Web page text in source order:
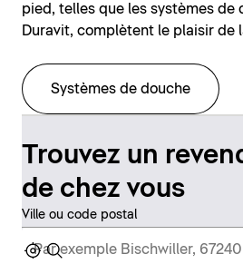
pied, telles que les systèmes de
Duravit, complètent le plaisir de
Systèmes de douche
Trouvez un
de chez vous
Ville ou code postal